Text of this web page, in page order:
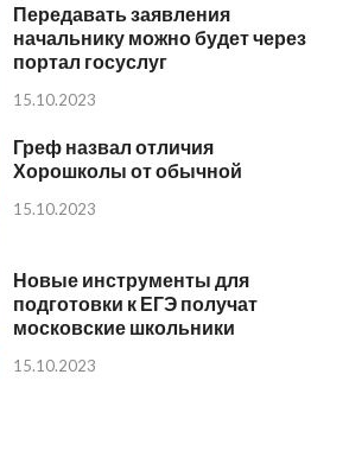
Передавать заявления
начальнику можно будет через
портал госуслуг
15.10.2023
Греф назвал отличия
Хорошколы от обычной
15.10.2023
Новые инструменты для
подготовки к ЕГЭ получат
московские школьники
15.10.2023